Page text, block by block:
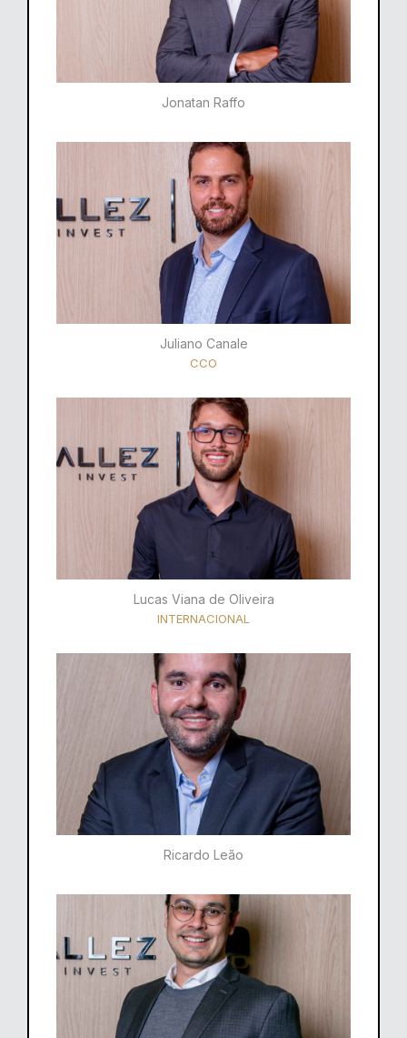
Jonatan Raffo
Juliano Canale
CCO
Lucas Viana de Oliveira
INTERNACIONAL
Ricardo Leão​